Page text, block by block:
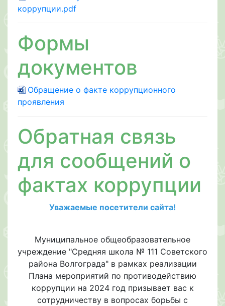
коррупции.pdf
Формы
документов
Обращение о факте коррупционного
проявления
Обратная связь
для сообщений о
фактах коррупции
Уважаемые посетители сайта!
Муниципальное общеобразовательное
учреждение "Средняя школа № 111 Советского
района Волгограда" в рамках реализации
Плана мероприятий по противодействию
коррупции на 2024 год призывает вас к
сотрудничеству в вопросах борьбы с